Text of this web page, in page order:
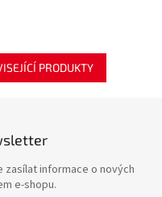
PRODUKTY
zasílat informace o nových
e-shopu.